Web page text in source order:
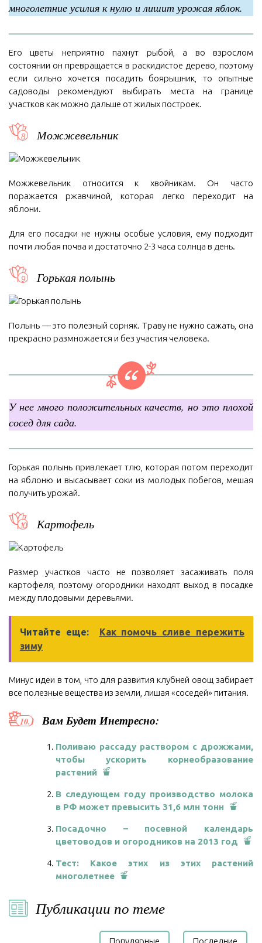
многолетние усилия к нулю и лишит урожая яблок.
Его цветы неприятно пахнут рыбой, а во взрослом
состоянии он превращается в раскидистое дерево, поэтому
если сильно хочется посадить боярышник, то опытные
садоводы рекомендуют выбирать места на границе
участков как можно дальше от жилых построек.
Можжевельник
Можжевельник относится к хвойникам. Он часто
поражается ржавчиной, которая легко переходит на
яблони.
Для его посадки не нужны особые условия, ему подходит
почти любая почва и достаточно 2-3 часа солнца в день.
Горькая полынь
Полынь — это полезный сорняк. Траву не нужно сажать, она
прекрасно размножается и без участия человека.
У нее много положительных качеств, но это плохой
сосед для сада.
Горькая полынь привлекает тлю, которая потом переходит
на яблоню и высасывает соки из молодых побегов, мешая
получить урожай.
Картофель
Размер участков часто не позволяет засаживать поля
картофеля, поэтому огородники находят выход в посадке
между плодовыми деревьями.
Читайте еще:
Как помочь сливе пережить
зиму
Минус идеи в том, что для развития клубней овощ забирает
все полезные вещества из земли, лишая «соседей» питания.
Вам Будет Инетресно:
Поливаю рассаду раствором с дрожжами,
чтобы ускорить корнеобразование
растений
В следующем году производство молока
в РФ может превысить 31,6 млн тонн
Посадочно – посевной календарь
цветоводов и огородников на 2013 год
Тест: Какое этих из этих растений
многолетнее
Публикации по теме